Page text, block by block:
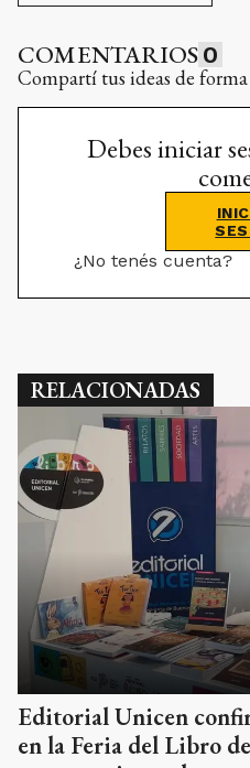
COMENTARIOS 0
Compartí tus ideas de forma
Debes iniciar
¿No tenés cuenta?
RELACIONADAS
Editorial Unicen
en la Feria del Libro